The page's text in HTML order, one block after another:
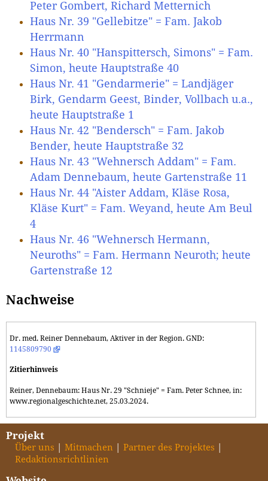
Peter Gombert, Richard Metternich
Haus Nr. 39 "Gellebitze" = Fam. Jakob
Herrmann
Haus Nr. 40 "Hanspittersch, Simons" = Fam.
Simon, heute Hauptstraße 40
Haus Nr. 41 "Gendarmerie" = Landjäger
Birk, Gendarm Geest, Binder, Vollbach u.a.,
heute Hauptstraße 1
Haus Nr. 42 "Bendersch" = Fam. Jakob
Bender, heute Hauptstraße 32
Haus Nr. 43 "Wehnersch Addam" = Fam.
Adam Dennebaum, heute Gartenstraße 11
Haus Nr. 44 "Aister Addam, Kläse Rosa,
Kläse Kurt" = Fam. Weyand, heute Am Beul
4
Haus Nr. 46 "Wehnersch Hermann,
Neuroths" = Fam. Hermann Neuroth; heute
Gartenstraße 12
Nachweise
Dr. med. Reiner Dennebaum, Aktiver in der Region. GND:
1145809790
Zitierhinweis
Reiner, Dennebaum: Haus Nr. 29 "Schnieje" = Fam. Peter Schnee, in:
www.regionalgeschichte.net, 25.03.2024.
Projekt
Über uns Mitmachen
Partner des Projektes
Redaktionsrichtlinien